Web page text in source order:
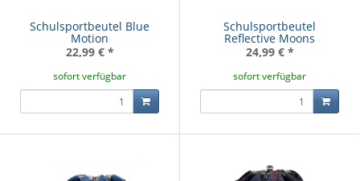
Schulsportbeutel Blue
Motion
22,99 € *
sofort verfügbar
Schulsportbeutel
Reflective Moons
24,99 € *
sofort verfügbar